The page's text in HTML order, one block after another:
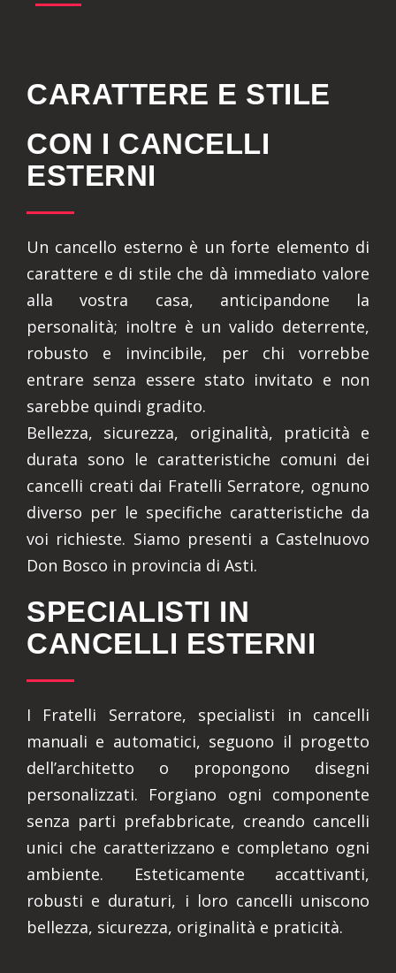
CARATTERE E STILE
CON I CANCELLI
ESTERNI
Un cancello esterno è un forte elemento di
carattere e di stile che dà immediato valore
alla vostra casa, anticipandone la
personalità; inoltre è un valido deterrente,
robusto e invincibile, per chi vorrebbe
entrare senza essere stato invitato e non
sarebbe quindi gradito.
Bellezza, sicurezza, originalità, praticità e
durata sono le caratteristiche comuni dei
cancelli creati dai Fratelli Serratore, ognuno
diverso per le specifiche caratteristiche da
voi richieste. Siamo presenti a Castelnuovo
Don Bosco in provincia di Asti.
SPECIALISTI IN
CANCELLI ESTERNI
I Fratelli Serratore, specialisti in cancelli
manuali e automatici, seguono il progetto
dell’architetto o propongono disegni
personalizzati. Forgiano ogni componente
senza parti prefabbricate, creando cancelli
unici che caratterizzano e completano ogni
ambiente. Esteticamente accattivanti,
robusti e duraturi, i loro cancelli uniscono
bellezza, sicurezza, originalità e praticità.